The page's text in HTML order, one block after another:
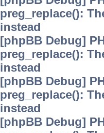
preg_replace():
instead
[phpBB Debug]
preg_replace():
instead
[phpBB Debug]
preg_replace():
instead
[phpBB Debug]